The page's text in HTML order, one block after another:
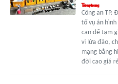
Công an TP.
tố vụ án
can để tạm
vi lừa đảo,
mạng bằng
đời cao giá